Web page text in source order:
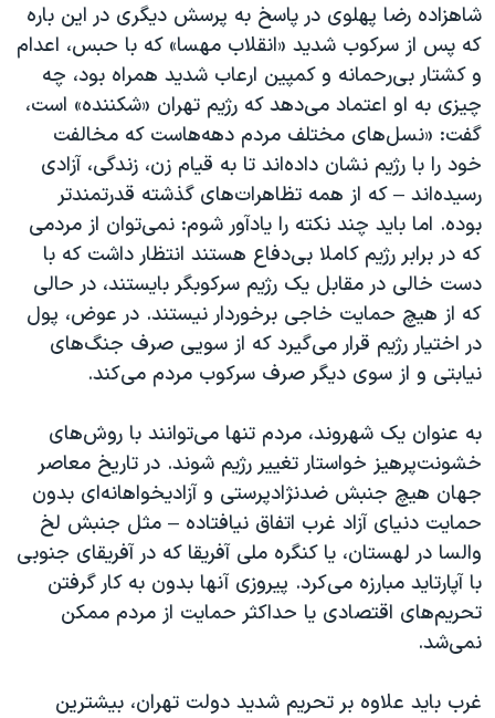
شاهزاده رضا پهلوی در پاسخ به پرسش دیگری در این باره
که پس از سرکوب شدید «انقلاب مهسا» که با حبس، اعدام
و کشتار بی‌رحمانه و کمپین ارعاب شدید همراه بود، چه
چیزی به او اعتماد می‌دهد که رژیم تهران «شکننده» است،
گفت: «نسل‌های مختلف مردم دهه‌هاست که مخالفت
خود را با رژیم نشان داده‌اند تا به قیام زن، زندگی، آزادی
رسیده‌اند – که از همه تظاهرات‌های گذشته قدرتمندتر
بوده. اما باید چند نکته را یادآور شوم: نمی‌توان از مردمی
که در برابر رژیم کاملا بی‌دفاع هستند انتظار داشت که با
دست خالی در مقابل یک رژیم سرکوبگر بایستند، در حالی
که از هیچ حمایت خاجی برخوردار نیستند. در عوض، پول‌
در اختیار رژیم قرار می‌گیرد که از سویی صرف جنگ‌های
نیابتی و از سوی دیگر صرف سرکوب مردم می‌کند.
به عنوان یک شهروند، مردم تنها می‌توانند با روش‌های
خشونت‌پرهیز خواستار تغییر رژیم شوند. در تاریخ معاصر
جهان هیچ جنبش ضدنژادپرستی و آزادیخواهانه‌ای بدون
حمایت دنیای آزاد غرب اتفاق نیافتاده – مثل جنبش لخ
والسا در لهستان، یا کنگره ملی آفریقا که در آفریقای جنوبی
با آپارتاید مبارزه می‌کرد. پیروزی آنها بدون به کار گرفتن
تحریم‌های اقتصادی یا حداکثر حمایت‌ از مردم ممکن
نمی‌شد.
غرب باید علاوه بر تحریم شدید دولت تهران، بیشترین